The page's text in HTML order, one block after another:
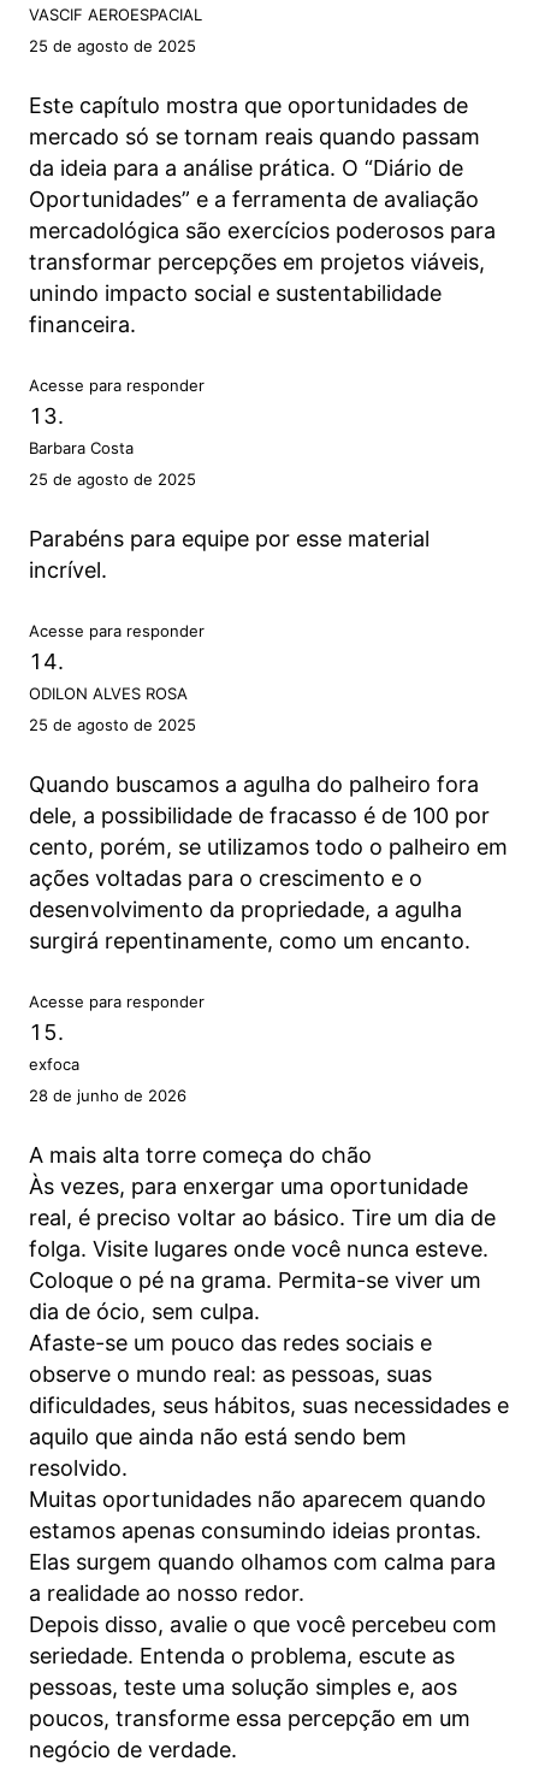
VASCIF AEROESPACIAL
25 de agosto de 2025
Este capítulo mostra que oportunidades de
mercado só se tornam reais quando passam
da ideia para a análise prática. O “Diário de
Oportunidades” e a ferramenta de avaliação
mercadológica são exercícios poderosos para
transformar percepções em projetos viáveis,
unindo impacto social e sustentabilidade
financeira.
Acesse para responder
Barbara Costa
25 de agosto de 2025
Parabéns para equipe por esse material
incrível.
Acesse para responder
ODILON ALVES ROSA
25 de agosto de 2025
Quando buscamos a agulha do palheiro fora
dele, a possibilidade de fracasso é de 100 por
cento, porém, se utilizamos todo o palheiro em
ações voltadas para o crescimento e o
desenvolvimento da propriedade, a agulha
surgirá repentinamente, como um encanto.
Acesse para responder
exfoca
28 de junho de 2026
A mais alta torre começa do chão
Às vezes, para enxergar uma oportunidade
real, é preciso voltar ao básico. Tire um dia de
folga. Visite lugares onde você nunca esteve.
Coloque o pé na grama. Permita-se viver um
dia de ócio, sem culpa.
Afaste-se um pouco das redes sociais e
observe o mundo real: as pessoas, suas
dificuldades, seus hábitos, suas necessidades e
aquilo que ainda não está sendo bem
resolvido.
Muitas oportunidades não aparecem quando
estamos apenas consumindo ideias prontas.
Elas surgem quando olhamos com calma para
a realidade ao nosso redor.
Depois disso, avalie o que você percebeu com
seriedade. Entenda o problema, escute as
pessoas, teste uma solução simples e, aos
poucos, transforme essa percepção em um
negócio de verdade.